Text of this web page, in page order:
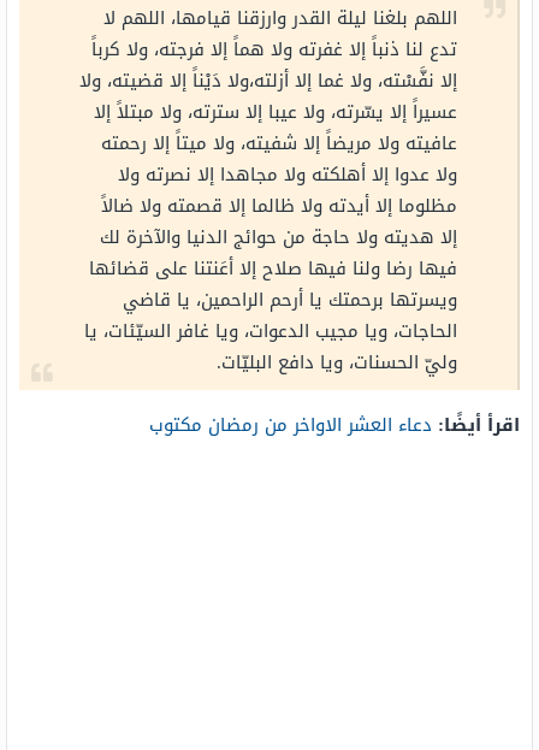
اللهم بلغنا ليلة القدر وارزقنا قيامها، اللهم لا
تدع لنا ذنباً إلا غفرته ولا هماً إلا فرجته، ولا كرباً
إلا نفَّسْته، ولا غما إلا أزلته،ولا دَيْناً إلا قضيته، ولا
عسيراً إلا يسّرته، ولا عيبا إلا سترته، ولا مبتلاً إلا
عافيته ولا مريضاً إلا شفيته، ولا ميتاً إلا رحمته
ولا عدوا إلا أهلكته ولا مجاهدا إلا نصرته ولا
مظلوما إلا أيدته ولا ظالما إلا قصمته ولا ضالاً
إلا هديته ولا حاجة من حوائج الدنيا والآخرة لك
فيها رضا ولنا فيها صلاح إلا أعَنتنا على قضائها
ويسرتها برحمتك يا أرحم الراحمين، يا قاضي
الحاجات، ويا مجيب الدعوات، ويا غافر السيّئات، يا
وليّ الحسنات، ويا دافع البليّات.
اقرأ أيضًا: دعاء العشر الاواخر من رمضان مكتوب